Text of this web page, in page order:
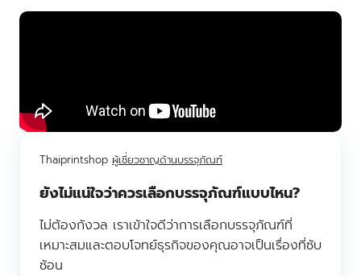
Thaiprintshop ผู้เชี่ยวชาญด้านบรรจุภัณฑ์
ยังไม่แน่ใจว่าควรเลือกบรรจุภัณฑ์แบบไหน?
ไม่ต้องกังวล เราเข้าใจดีว่าการเลือกบรรจุภัณฑ์ที่
เหมาะสมและตอบโจทย์ธุรกิจของคุณอาจเป็นเรื่องที่ซับ
ซ้อน